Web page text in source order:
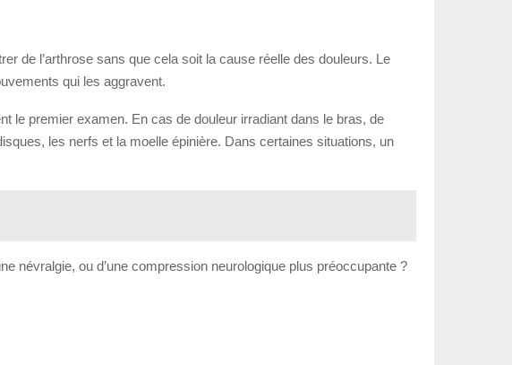
de l’arthrose sans que cela soit la cause réelle des douleurs. Le
qui les aggravent.
le premier examen. En cas de douleur irradiant dans le bras, de
les nerfs et la moelle épinière. Dans certaines situations, un
névralgie, ou d’une compression neurologique plus préoccupante ?